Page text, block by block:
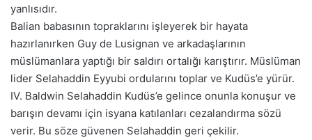
yanlısıdır.
Balian babasının topraklarını işleyerek bir hayata
hazırlanırken Guy de Lusignan ve arkadaşlarının
müslümanlara yaptığı bir saldırı ortalığı karıştırır. Müslüman
lider Selahaddin Eyyubi ordularını toplar ve Kudüs’e yürür.
IV. Baldwin Selahaddin Kudüs’e gelince onunla konuşur ve
barışın devamı için isyana katılanları cezalandırma sözü
verir. Bu söze güvenen Selahaddin geri çekilir.